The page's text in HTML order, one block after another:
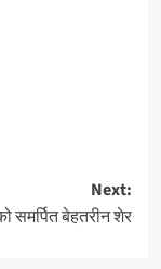
Next:
समर्पित बेहतरीन शेर